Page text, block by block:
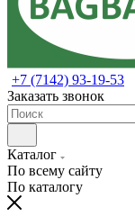
+7 (7142) 93-19-53
Заказать звонок
Каталог
По всему сайту
По каталогу